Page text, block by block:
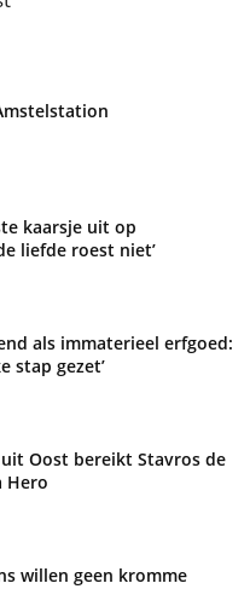
kaarsje uit op
liefde roest niet’
als immaterieel erfgoed:
stap gezet’
Oost bereikt Stavros de
Hero
willen geen kromme